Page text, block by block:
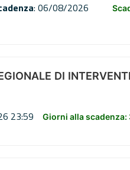
: 06/08/2026
DI
23:59 Giorni alla scadenza: